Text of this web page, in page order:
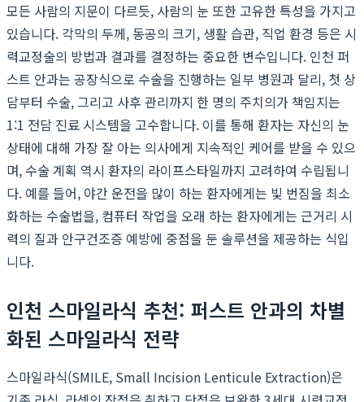
모든 사람의 지문이 다르듯, 사람의 눈 또한 고유한 특성을 가지고
있습니다. 각막의 두께, 동공의 크기, 생활 습관, 직업 환경 등은 시
력교정술의 방법과 결과를 결정하는 중요한 변수입니다. 인천 퍼
스트 안과는 공장식으로 수술을 진행하는 일부 병원과 달리, 첫 상
담부터 수술, 그리고 사후 관리까지 한 명의 주치의가 책임지는
1:1 전담 진료 시스템을 고수합니다. 이를 통해 환자는 자신의 눈
상태에 대해 가장 잘 아는 의사에게 지속적인 케어를 받을 수 있으
며, 수술 계획 역시 환자의 라이프스타일까지 고려하여 수립됩니
다. 예를 들어, 야간 운전을 많이 하는 환자에게는 빛 번짐을 최소
화하는 수술법을, 컴퓨터 작업을 오래 하는 환자에게는 근거리 시
력의 질과 안구건조증 예방에 중점을 둔 솔루션을 제공하는 식입
니다.
인천 스마일라식 추천: 퍼스트 안과의 차별
화된 스마일라식 전략
스마일라식(SMILE, Small Incision Lenticule Extraction)은